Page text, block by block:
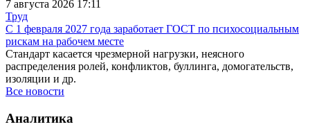
7 августа 2026 17:11
Труд
С 1 февраля 2027 года заработает ГОСТ по психосоциальным
рискам на рабочем месте
Стандарт касается чрезмерной нагрузки, неясного
распределения ролей, конфликтов, буллинга, домогательств,
изоляции и др.
Все новости
Аналитика